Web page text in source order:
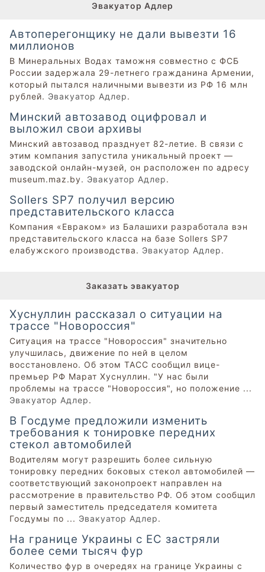
Эвакуатор Адлер
Автоперегонщику не дали вывезти 16
миллионов
В Минеральных Водах таможня совместно с ФСБ
России задержала 29-летнего гражданина Армении,
который пытался наличными вывезти из РФ 16 млн
рублей. Эвакуатор Адлер.
Минский автозавод оцифровал и
выложил свои архивы
Минский автозавод празднует 82-летие. В связи с
этим компания запустила уникальный проект —
заводской онлайн-музей, он расположен по адресу
museum.maz.by. Эвакуатор Адлер.
Sollers SP7 получил версию
представительского класса
Компания «Евраком» из Балашихи разработала вэн
представительского класса на базе Sollers SP7
елабужского производства. Эвакуатор Адлер.
Заказать эвакуатор
Хуснуллин рассказал о ситуации на
трассе "Новороссия"
Ситуация на трассе "Новороссия" значительно
улучшилась, движение по ней в целом
восстановлено. Об этом ТАСС сообщил вице-
премьер РФ Марат Хуснуллин. "У нас были
проблемы на трассе "Новороссия", но положение ...
Эвакуатор Адлер.
В Госдуме предложили изменить
требования к тонировке передних
стекол автомобилей
Водителям могут разрешить более сильную
тонировку передних боковых стекол автомобилей —
соответствующий законопроект направлен на
рассмотрение в правительство РФ. Об этом сообщил
первый заместитель председателя комитета
Госдумы по ... Эвакуатор Адлер.
На границе Украины с ЕС застряли
более семи тысяч фур
Количество фур в очередях на границе Украины с